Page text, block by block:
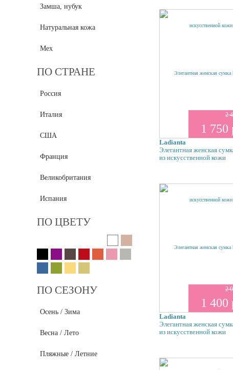
L.Credi
Tifannie
Di Gregorio
Giglio Fiorentino
Befler
Tacher
Замша, нубук
Натуральная кожа
Мех
ПО СТРАНЕ
Россия
Италия
США
Франция
Великобритания
Испания
ПО ЦВЕТУ
ПО СЕЗОНУ
Осень / Зима
Весна / Лето
Пляжные / Летние
2
1 750
Ladianta
Элегантная женская
из искусственной кожи
2
1 400
Ladianta
Элегантная женская
из искусственной кожи